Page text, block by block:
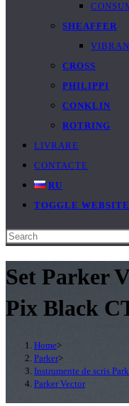
SHEAFFER
CROSS
PHILIPPI
CONKLIN
ROTRING
LIVRARE
CONTACTE
RU
TOGGLE
Set Parker
Pix Black
Home>
Parker>
Instrumente de scris
Parker Vector